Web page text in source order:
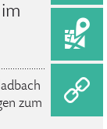
zum